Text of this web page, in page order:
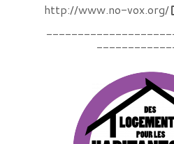
http://www.no-vox.org/